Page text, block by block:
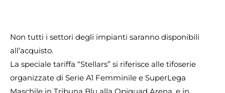
Non tutti i settori degli impianti saranno disponibili
all’acquisto.
La speciale tariffa “Stellars” si riferisce alle tifoserie
organizzate di Serie A1 Femminile e SuperLega
Maschile in Tribuna Blu alla Opiquad Arena, e in